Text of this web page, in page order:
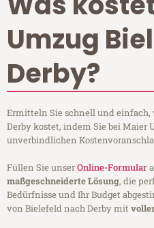
Umzug
Derby?
Ermitteln Sie schnell und
Derby kostet, indem Sie bei Maier
unverbindlichen
Füllen Sie unserOnline-Formular
maßgeschneiderte Lösung, die
Bedürfnisse und Ihr Budget
von Bielefeld nach Derby mit